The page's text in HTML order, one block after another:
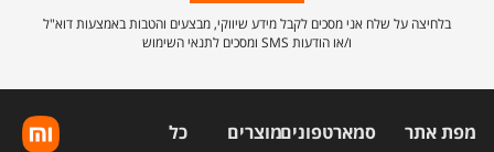
לרשימת
בלחיצה על שלח אני מסכים לקבל מידע שיווקי, מבצעים והטבות באמצעות דוא"ל
ו/או הודעות SMS ומסכים לתנאי השימוש
מפת אתר סמארטפוניםמוצרים
כל